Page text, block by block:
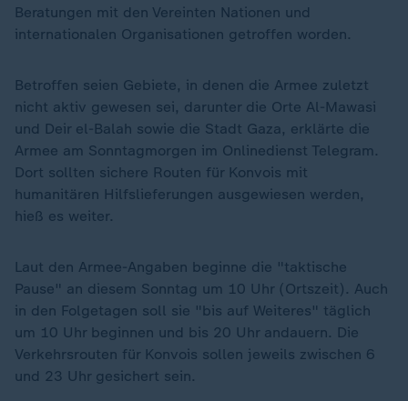
Beratungen mit den Vereinten Nationen und
internationalen Organisationen getroffen worden.
Betroffen seien Gebiete, in denen die Armee zuletzt
nicht aktiv gewesen sei, darunter die Orte Al-Mawasi
und Deir el-Balah sowie die Stadt Gaza, erklärte die
Armee am Sonntagmorgen im Onlinedienst Telegram.
Dort sollten sichere Routen für Konvois mit
humanitären Hilfslieferungen ausgewiesen werden,
hieß es weiter.
Laut den Armee-Angaben beginne die "taktische
Pause" an diesem Sonntag um 10 Uhr (Ortszeit). Auch
in den Folgetagen soll sie "bis auf Weiteres" täglich
um 10 Uhr beginnen und bis 20 Uhr andauern. Die
Verkehrsrouten für Konvois sollen jeweils zwischen 6
und 23 Uhr gesichert sein.